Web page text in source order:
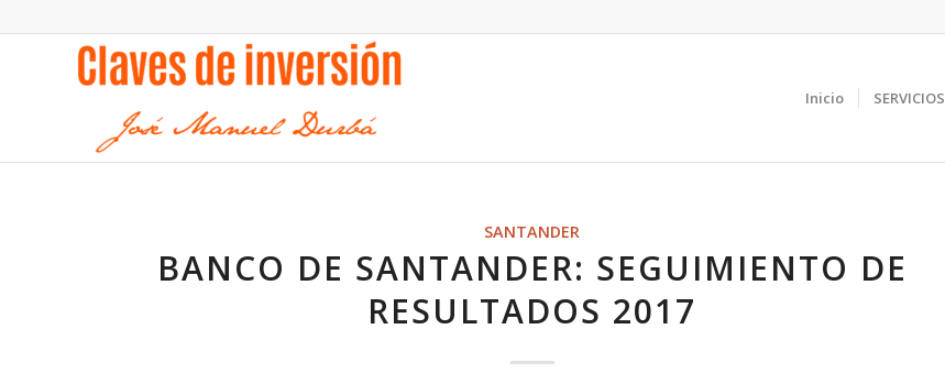
Inicio SERVICIOS
SANTANDER
BANCO DE SANTANDER: SEGUIMIENTO DE
RESULTADOS 2017